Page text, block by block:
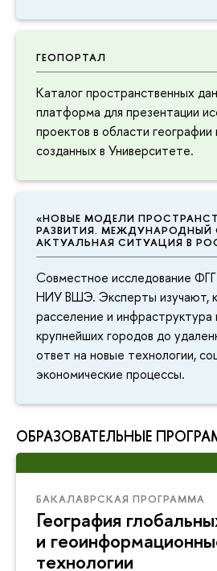
ГЕОПОРТАЛ
Каталог пространственных
платформа для презентации
проектов в области географии
созданных в Университете.
«НОВЫЕ МОДЕЛИ
РАЗВИТИЯ. МЕЖДУНАРОДНЫЙ
АКТУАЛЬНАЯ СИТУАЦИЯ В
Совместное исследование
НИУ ВШЭ. Эксперты изучают,
расселение и инфраструктура
крупнейших городов до
ответ на новые технологии,
экономические процессы.
ОБРАЗОВАТЕЛЬНЫЕ
БАКАЛАВРСКАЯ ПРОГРАММА
География
и
технологии